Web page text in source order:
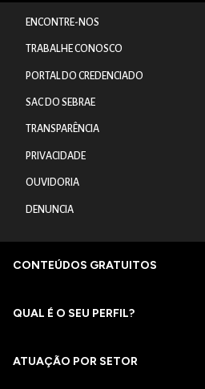
ENCONTRE-NOS
TRABALHE CONOSCO
PORTAL DO CREDENCIADO
SAC DO SEBRAE
TRANSPARÊNCIA
PRIVACIDADE
OUVIDORIA
DENUNCIA
CONTEÚDOS GRATUITOS
QUAL É O SEU PERFIL?
ATUAÇÃO POR SETOR